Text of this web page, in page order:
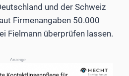
und der Schweiz
Firmenangaben 50.000
Fielmann überprüfen lassen.
Anzeige